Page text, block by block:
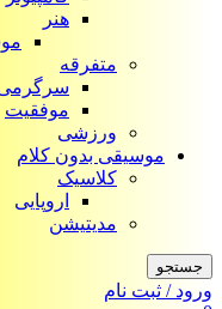
هنر
متفرقه
موفقیت
ورزشی
موسیقی بدون کلام
کلاسیک
اروپایی
مدیتیشن
جستجو
ورود / ثبت نام